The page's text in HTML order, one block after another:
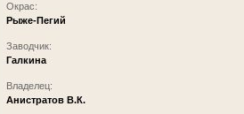
Окрас:
Рыже-Пегий
Заводчик:
Галкина
Владелец:
Анистратов В.К.